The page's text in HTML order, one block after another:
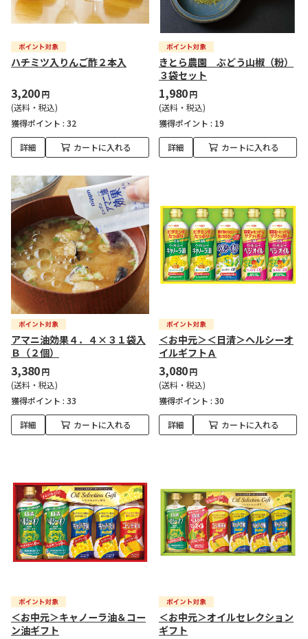
ハチミツ入りんご酢２本入
3,200円
(送料・税込)
獲得ポイント : 32
詳細 カートに入れる
きとら農園 ぶどう山椒（粉）
３袋セット
1,980円
(送料・税込)
獲得ポイント : 19
詳細 カートに入れる
アマニ油効果４．４×３１袋入
Ｂ（２個）
3,380円
(送料・税込)
獲得ポイント : 33
詳細 カートに入れる
＜お中元＞＜日清＞ヘルシーオ
イルギフトＡ
3,080円
(送料・税込)
獲得ポイント : 30
詳細 カートに入れる
＜お中元＞キャノーラ油＆コー
ン油ギフト
＜お中元＞オイルセレクション
ギフト